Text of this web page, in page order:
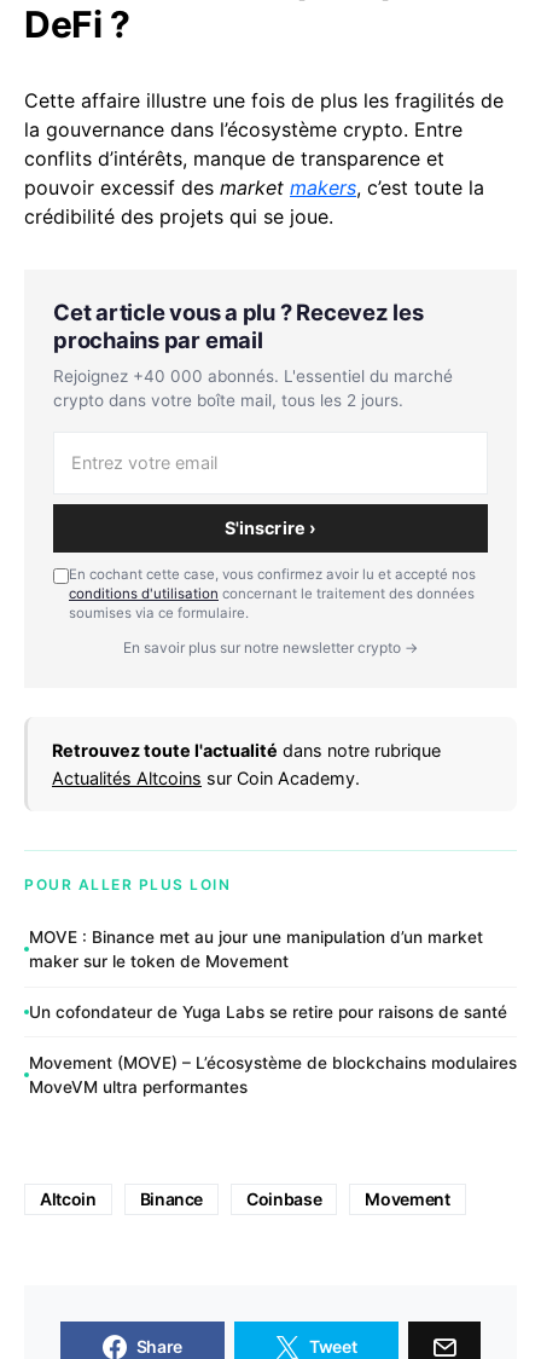
DeFi ?
Cette affaire illustre une fois de plus les fragilités de
la gouvernance dans l’écosystème crypto. Entre
conflits d’intérêts, manque de transparence et
pouvoir excessif des market makers, c’est toute la
crédibilité des projets qui se joue.
Cet article vous a plu ? Recevez les
prochains par email
Rejoignez +40 000 abonnés. L'essentiel du marché
crypto dans votre boîte mail, tous les 2 jours.
S'inscrire ›
En cochant cette case, vous confirmez avoir lu et accepté nos
conditions d'utilisation concernant le traitement des données
soumises via ce formulaire.
En savoir plus sur notre newsletter crypto →
Retrouvez toute l'actualité dans notre rubrique
Actualités Altcoins sur Coin Academy.
POUR ALLER PLUS LOIN
MOVE : Binance met au jour une manipulation d’un market
maker sur le token de Movement
Un cofondateur de Yuga Labs se retire pour raisons de santé
Movement (MOVE) – L’écosystème de blockchains modulaires
MoveVM ultra performantes
Altcoin Binance Coinbase Movement
Share Tweet